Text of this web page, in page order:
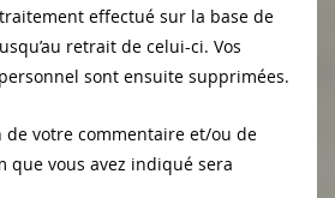
effectué sur la base de
retrait de celui-ci. Vos
sont ensuite supprimées.
de votre commentaire et/ou de
que vous avez indiqué sera